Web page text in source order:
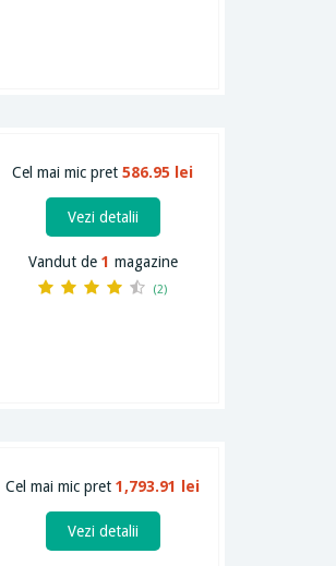
Cel mai mic pret586.95 lei
Vezi detalii
Vandut de 1 magazine
(2)
Cel mai mic pret1,793.91 lei
Vezi detalii